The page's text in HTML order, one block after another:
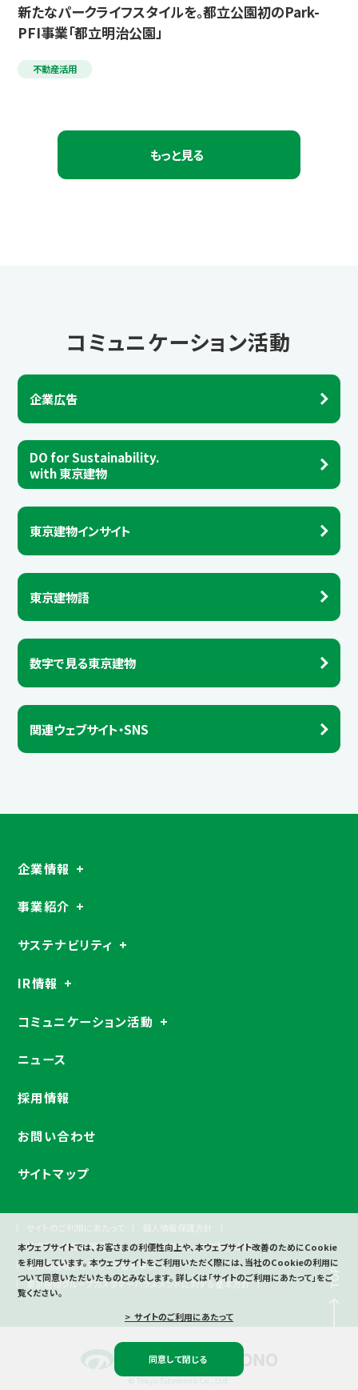
新たなパークライフスタイルを。都立公園初のPark-
PFI事業「都立明治公園」
不動産活用
もっと見る
コミュニケーション活動
企業広告
DO for Sustainability.
with 東京建物
東京建物インサイト
東京建物語
数字で見る東京建物
関連ウェブサイト・SNS
企業情報
事業紹介
サステナビリティ
IR情報
コミュニケーション活動
ニュース
採用情報
お問い合わせ
サイトマップ
サイトのご利用にあたって
個人情報保護方針
特定個人情報等保護方針
東京建物グループ贈賄防止指針
金融商品取引に際しての留意事項
東京建物グループカスタマーハラスメントに対する基本方針
TOP
© Tokyo Tatemono Co., Ltd.
本ウェブサイトでは、お客さまの利便性向上や、本ウェブサイト改善のためにCookie
を利用しています。本ウェブサイトをご利用いただく際には、当社のCookieの利用に
ついて同意いただいたものとみなします。 詳しくは「サイトのご利用にあたって」をご
覧ください。
> サイトのご利用にあたって
同意して閉じる